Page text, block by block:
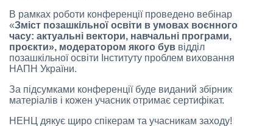
В рамках роботи конференції проведено вебінар
«Зміст позашкільної освіти в умовах воєнного
часу: актуальні вектори, навчальні програми,
проєкти», модератором якого був відділ
позашкільної освіти Інституту проблем виховання
НАПН України.
За підсумками конференції буде виданий збірник
матеріалів і кожен учасник отримає сертифікат.
НЕНЦ дякує щиро спікерам та учасникам заходу!